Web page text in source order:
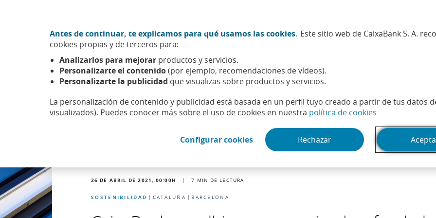
Antes de continuar, te explicamos para qué usamos las cookies. Este sitio web de CaixaBank S. A.
cookies propias y de terceros para:
Analizarlos para mejorar productos y servicios.
Personalizarte el contenido(por ejemplo, recomendaciones de vídeos).
Personalizarte la publicidad que visualizas sobre productos y servicios.
La personalización de contenido y publicidad está basada en un perfil tuyo creado a partir de tus datos
visualizados). Puedes conocer más sobre el uso de cookies en nuestra política de cookies
Configurar cookies(Abrir en ventana nueva)
Rechazar
Sobre nosotros
Actualidad Noticias Detalle noticia
26 DE ABRIL DE 2021, 00:00H |7 MIN DE LECTURA
SOSTENIBILIDAD CATALUÑA BARCELONA